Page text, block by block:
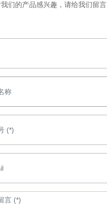
们的产品感兴趣，请给我们留